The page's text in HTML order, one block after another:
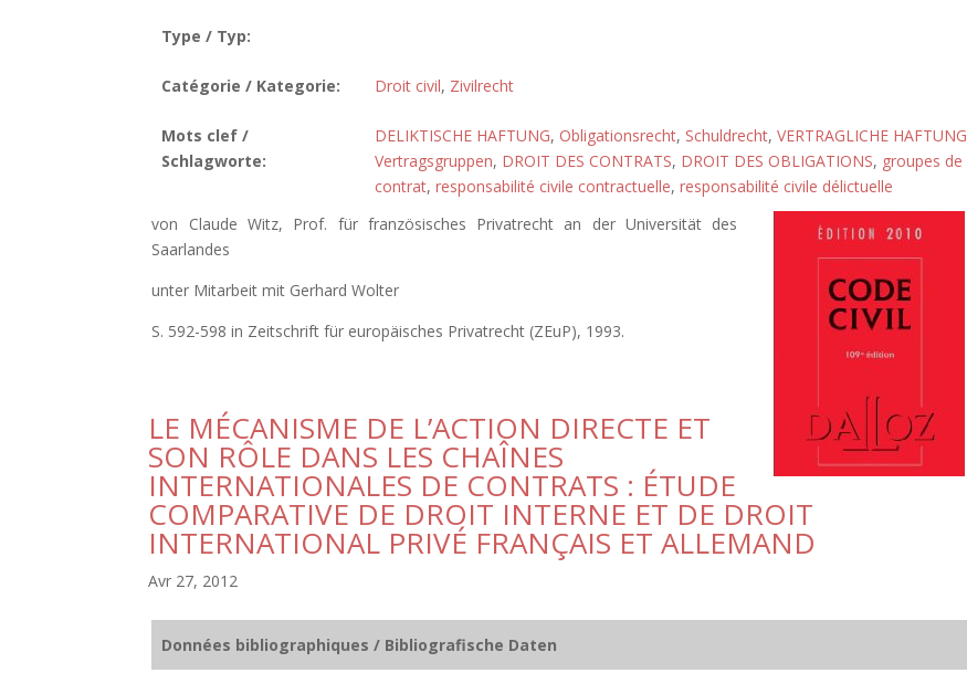
Type / Typ:
Catégorie / Kategorie: Droit civil, Zivilrecht
Mots clef /
Schlagworte:
DELIKTISCHE HAFTUNG, Obligationsrecht, Schuldrecht, VERTRAGLICHE HAFTUNG
Vertragsgruppen, DROIT DES CONTRATS, DROIT DES OBLIGATIONS, groupes de
contrat, responsabilité civile contractuelle, responsabilité civile délictuelle
von Claude Witz, Prof. für französisches Privatrecht an der Universität des
Saarlandes
unter Mitarbeit mit Gerhard Wolter
S. 592-598 in Zeitschrift für europäisches Privatrecht (ZEuP), 1993.
LE MÉCANISME DE L’ACTION DIRECTE ET
SON RÔLE DANS LES CHAÎNES
INTERNATIONALES DE CONTRATS : ÉTUDE
COMPARATIVE DE DROIT INTERNE ET DE DROIT
INTERNATIONAL PRIVÉ FRANÇAIS ET ALLEMAND
Avr 27, 2012
Données bibliographiques / Bibliografische Daten